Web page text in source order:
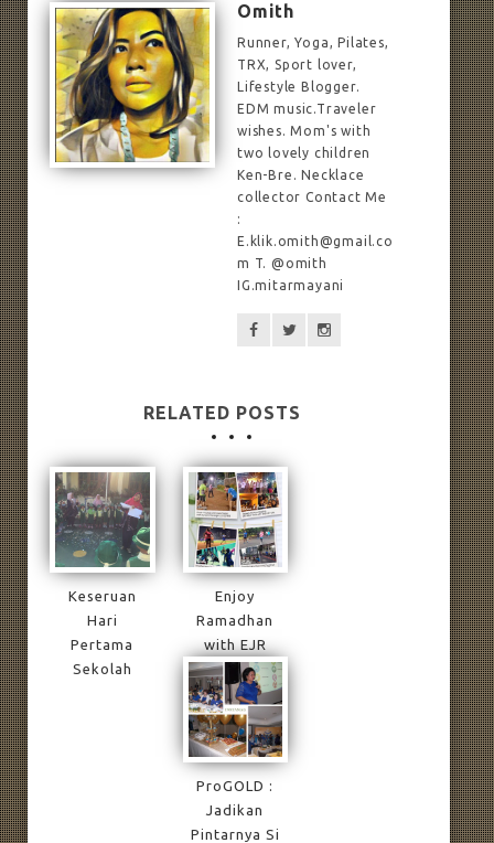
Omith
Runner, Yoga, Pilates,
TRX, Sport lover,
Lifestyle Blogger.
EDM music.Traveler
wishes. Mom's with
two lovely children
Ken-Bre. Necklace
collector Contact Me
:
E.klik.omith@gmail.co
m T. @omith
IG.mitarmayani
RELATED POSTS
Keseruan
Hari
Pertama
Sekolah
Enjoy
Ramadhan
with EJR
ProGOLD :
Jadikan
Pintarnya Si